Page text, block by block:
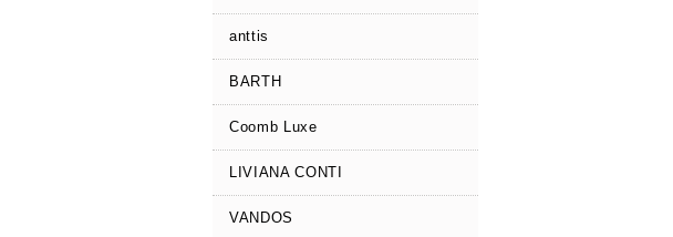
anttis
BARTH
Coomb Luxe
LIVIANA CONTI
VANDOS